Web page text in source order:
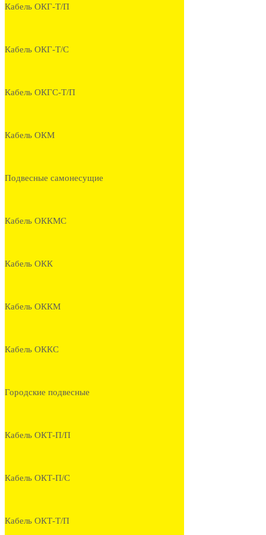
Кабель ОКГ-Т/П
Кабель ОКГ-Т/С
Кабель ОКГС-Т/П
Кабель ОКМ
Подвесные самонесущие
Кабель ОККМС
Кабель ОКК
Кабель ОККМ
Кабель ОККС
Городские подвесные
Кабель ОКТ-П/П
Кабель ОКТ-П/С
Кабель ОКТ-Т/П